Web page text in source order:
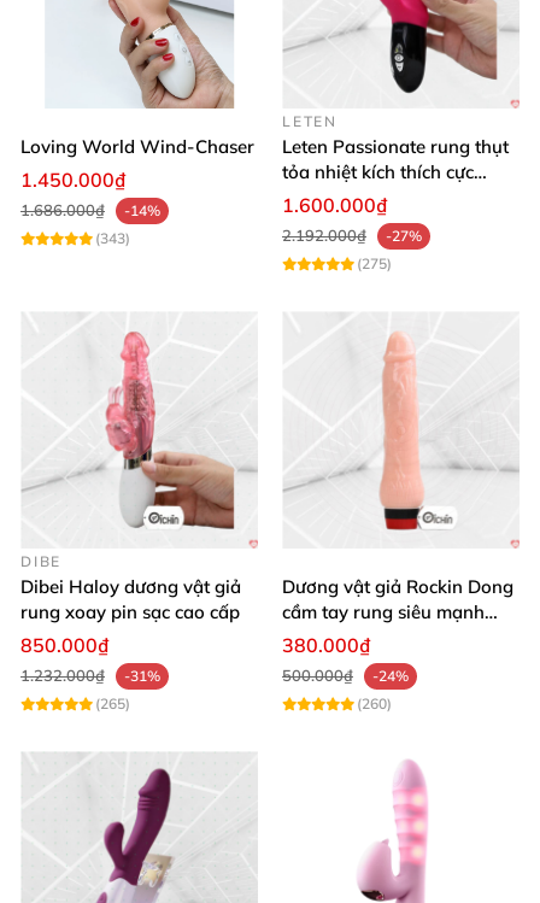
Loving World Wind-Chaser
1.450.000₫
1.686.000₫
-14%
(343)
LETEN
Leten Passionate rung thụt
tỏa nhiệt kích thích cực
mạnh
1.600.000₫
2.192.000₫
-27%
(275)
DIBE
Dibei Haloy dương vật giả
rung xoay pin sạc cao cấp
850.000₫
1.232.000₫
-31%
(265)
Dương vật giả Rockin Dong
cầm tay rung siêu mạnh
silicon y tế cao cấp
380.000₫
500.000₫
-24%
(260)